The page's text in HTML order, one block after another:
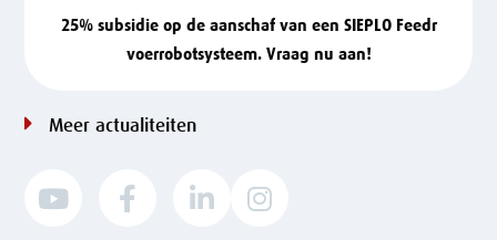
25% subsidie op de aanschaf van een SIEPLO Feedr
voerrobotsysteem. Vraag nu aan!
Meer actualiteiten
   